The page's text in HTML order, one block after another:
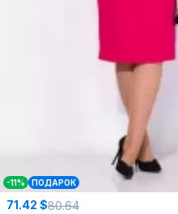
-11% ПОДАРОК
71.42 $80.64